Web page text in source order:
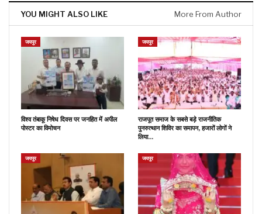
YOU MIGHT ALSO LIKE More From Author
जयपुर
विश्व तंबाकू निषेध दिवस पर जनहित में अपील
पोस्टर का विमोचन
जयपुर
राजपूत समाज के सबसे बड़े राजनीतिक
पुनरुत्थान शिविर का समापन, हजारों लोगों ने
लिया…
जयपुर जयपुर